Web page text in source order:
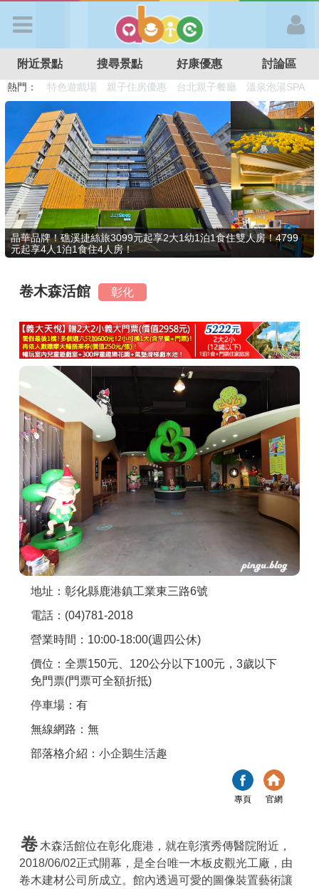
APP登入
首 頁
搜尋景點
好康優惠
最新消息
最新留言
商家合作
推薦景點
討論區
聯絡我們
APP下載
附近景點 搜尋景點 好康優惠 討論區
熱門： 溜滑梯民宿 觀光工廠 DIY摘果
日本親子景點
特色遊戲場
親子住房優惠 台北親子餐廳 溫泉泡湯SPA
晶華品牌！礁溪捷絲旅3099元起享2大1幼1泊1食住雙人房！4799
元起享4人1泊1食住4人房！
卷木森活館 彰化
地址：彰化縣鹿港鎮工業東三路6號
電話：(04)781-2018
營業時間：10:00-18:00(週四公休)
價位：全票150元、120公分以下100元，3歲以下
免門票(門票可全額折抵)
停車場：有
無線網路：無
部落格介紹： 小企鵝生活趣
專頁 官網
卷木森活館位在彰化鹿港，就在彰濱秀傳醫院附近，
2018/06/02正式開幕，是全台唯一木板皮觀光工廠，由
卷木建材公司所成立。館內透過可愛的圖像裝置藝術讓